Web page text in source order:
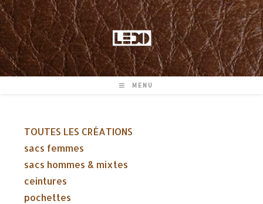
Skip
to
content
MENU
TOUTES LES CRÉATIONS
sacs femmes
sacs hommes & mixtes
ceintures
pochettes